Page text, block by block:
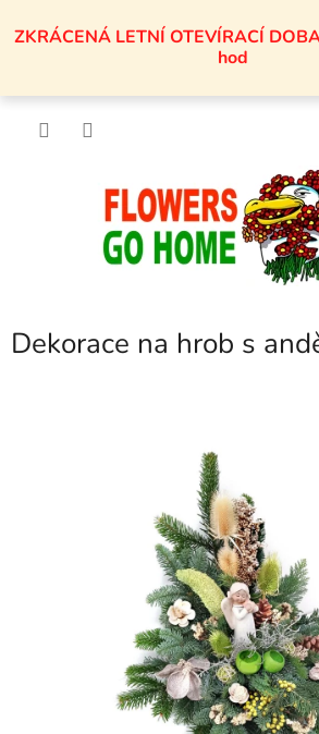
naZKRÁCENÁ LETNÍ OTEVÍRACÍ
hod
Dekorace na hrob s